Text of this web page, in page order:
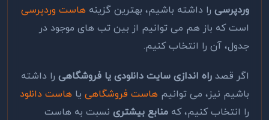
وردپرسی را داشته باشیم، بهترین گزینه هاست وردپرسی
است که باز هم می توانیم از بین تب های موجود در
جدول، آن را انتخاب کنیم.
اگر قصد راه اندازی سایت دانلودی یا فروشگاهی را داشته
باشیم نیز، می توانیم هاست فروشگاهی یا هاست دانلود
را انتخاب کنیم، که منابع بیشتری نسبت به هاست